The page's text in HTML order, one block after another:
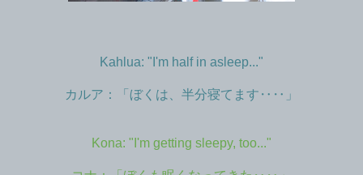
Kahlua: "I'm half in asleep..."
カルア：「ぼくは、半分寝てます‥‥」
Kona: "I'm getting sleepy, too..."